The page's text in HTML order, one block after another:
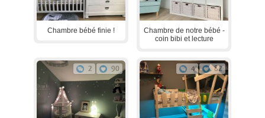
Chambre bébé finie !
Chambre de notre bébé -
coin bibi et lecture
2 90 4 82